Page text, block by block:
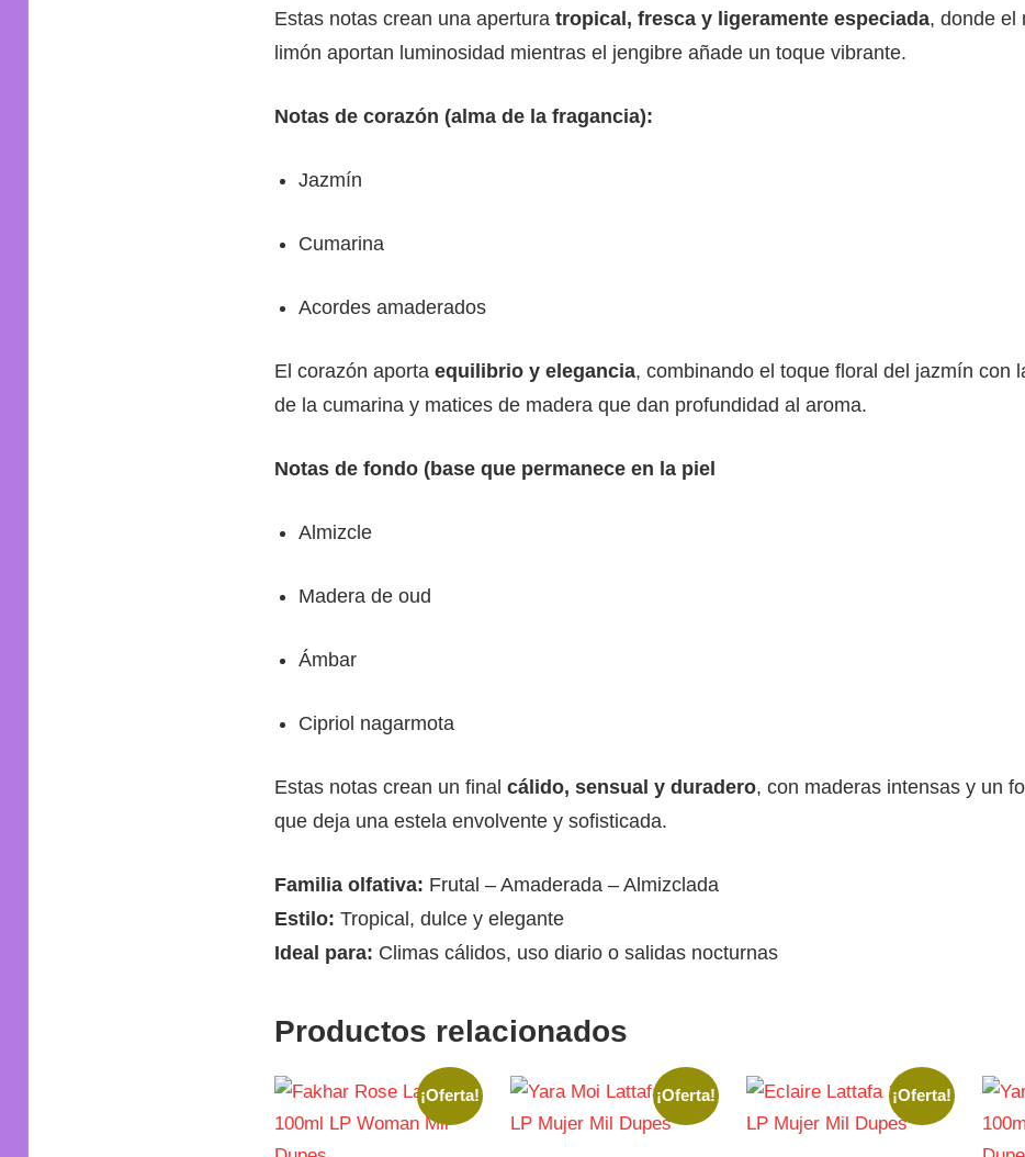
Estas notas crean una apertura tropical, fresca y ligeramente especiada, donde el
limón aportan luminosidad mientras el jengibre añade un toque vibrante.
Notas de corazón (alma de la fragancia):
Jazmín
Cumarina
Acordes amaderados
El corazón aporta equilibrio y elegancia, combinando el toque floral del jazmín con
de la cumarina y matices de madera que dan profundidad al aroma.
Notas de fondo (base que permanece en la piel
Almizcle
Madera de oud
Ámbar
Cipriol nagarmota
Estas notas crean un final cálido, sensual y duradero, con maderas intensas y un
que deja una estela envolvente y sofisticada.
Familia olfativa: Frutal – Amaderada – Almizclada
Estilo: Tropical, dulce y elegante
Ideal para: Climas cálidos, uso diario o salidas nocturnas
Productos relacionados
¡Oferta! ¡Oferta! ¡Oferta!